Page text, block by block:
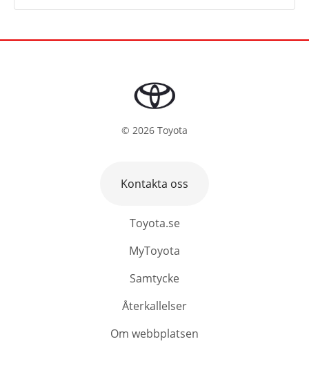
© 2026 Toyota
Toyota.se
MyToyota
Samtycke
Återkallelser
Om webbplatsen
Kontakta oss